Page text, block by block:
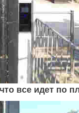
все идет по